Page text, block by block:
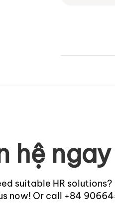
hệ ngay
suitable HR solutions?
now! Or call +84